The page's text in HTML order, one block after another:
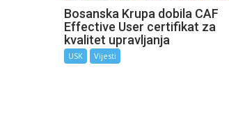
Bosanska Krupa dobila CAF
Effective User certifikat za
kvalitet upravljanja
USK Vijesti